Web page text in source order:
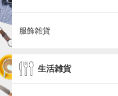
服飾雑貨
生活雑貨